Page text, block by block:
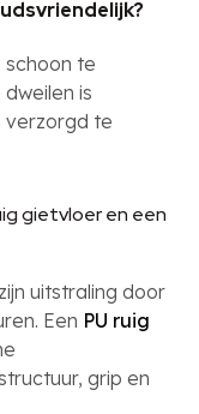
schoon te
is
verzorgd te
gietvloer en een
uitstraling door
Een PU ruig
grip en